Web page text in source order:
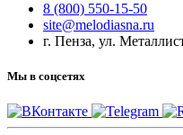
8 (800) 550-15-50
site@melodiasna.ru
г. Пенза, ул.
Мы в соцсетях